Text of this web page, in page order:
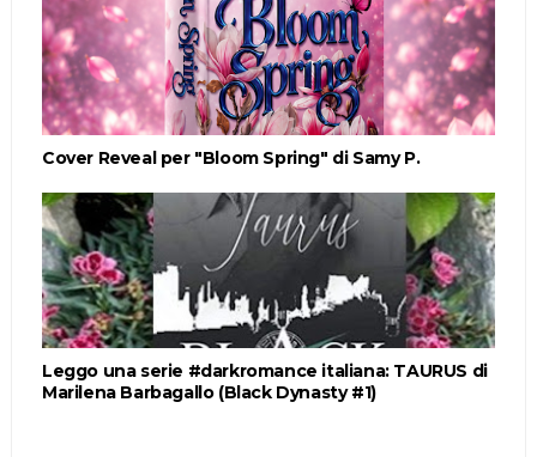
Cover Reveal per "Bloom Spring" di Samy P.
Leggo una serie #darkromance italiana: TAURUS di
Marilena Barbagallo (Black Dynasty #1)